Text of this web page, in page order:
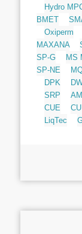
Hydro
BMET
Oxiperm
MAXANA
SP-G
MS
SP-NE
DPK
SRP
CUE
LiqTec